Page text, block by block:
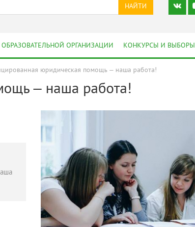
НАЙТИ
ОРГАНИЗАЦИИ КОНКУРСЫ И ВЫБОРЫ
юридическая помощь – наша работа!
– наша работа!